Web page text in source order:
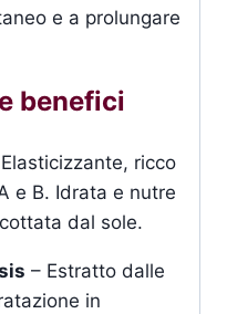
e a prolungare
benefici
ricco
e B. Idrata e nutre
dal sole.
– Estratto dalle
in